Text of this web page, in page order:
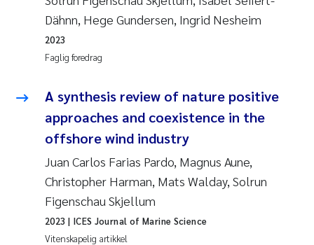
Dähnn, Hege Gundersen, Ingrid Nesheim
Faglig foredrag
2023
A synthesis review of nature positive
approaches and coexistence in the
offshore wind industry
Juan Carlos Farias Pardo, Magnus Aune,
Christopher Harman, Mats Walday, Solrun
Figenschau Skjellum
Vitenskapelig artikkel
2023 | ICES Journal of Marine Science